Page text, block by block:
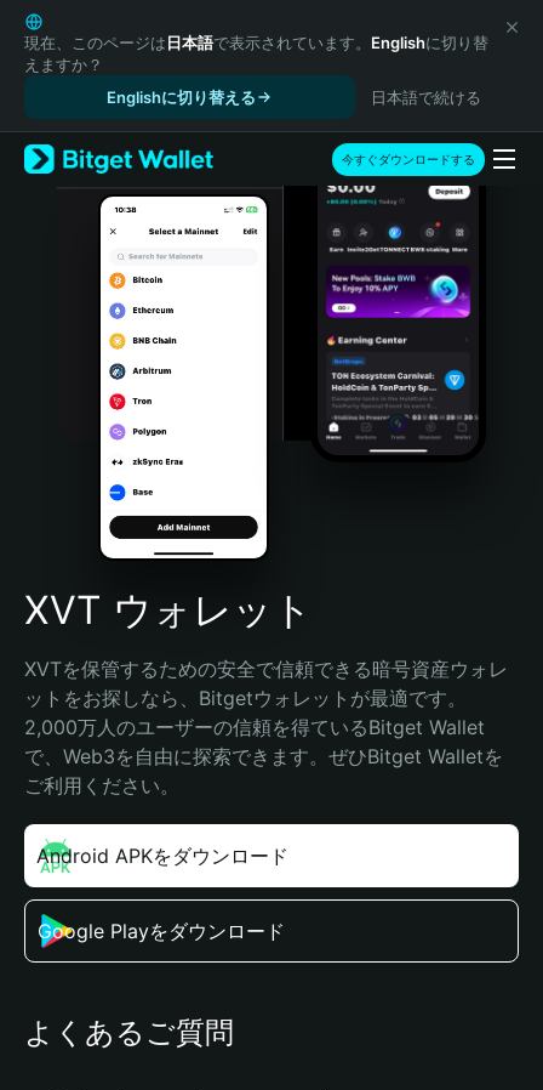
English
日本語
Tiếng Việt
Español (Latinoamérica)
Türkçe
Italiano
Português (Portugal)
Bahasa Indonesia
Português (Brasil)
Español (Argentina)
現在、このページは日本語で表示されています。 Englishに切り替
えますか？
Englishに切り替える
日本語で続ける
今すぐダウンロードする
XVT ウォレット
XVTを保管するための安全で信頼できる暗号資産ウォレ
ットをお探しなら、Bitgetウォレットが最適です。
2,000万人のユーザーの信頼を得ているBitget Wallet
で、Web3を自由に探索できます。ぜひBitget Walletを
ご利用ください。
Android APKをダウンロード
Google Playをダウンロード
よくあるご質問